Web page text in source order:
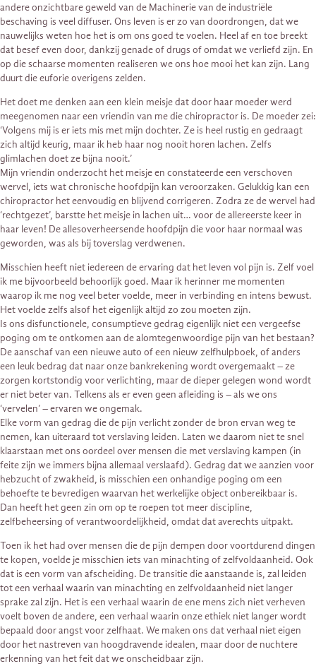
andere onzichtbare geweld van de Machinerie van de industriële
beschaving is veel diffuser. Ons leven is er zo van doordrongen, dat we
nauwelijks weten hoe het is om ons goed te voelen. Heel af en toe breekt
dat besef even door, dankzij genade of drugs of omdat we verliefd zijn. En
op die schaarse momenten realiseren we ons hoe mooi het kan zijn. Lang
duurt die euforie overigens zelden.
Het doet me denken aan een klein meisje dat door haar moeder werd
meegenomen naar een vriendin van me die chiropractor is. De moeder zei:
‘Volgens mij is er iets mis met mijn dochter. Ze is heel rustig en gedraagt
zich altijd keurig, maar ik heb haar nog nooit horen lachen. Zelfs
glimlachen doet ze bijna nooit.’
Mijn vriendin onderzocht het meisje en constateerde een verschoven
wervel, iets wat chronische hoofdpijn kan veroorzaken. Gelukkig kan een
chiropractor het eenvoudig en blijvend corrigeren. Zodra ze de wervel had
‘rechtgezet’, barstte het meisje in lachen uit… voor de allereerste keer in
haar leven! De allesoverheersende hoofdpijn die voor haar normaal was
geworden, was als bij toverslag verdwenen.
Misschien heeft niet iedereen de ervaring dat het leven vol pijn is. Zelf voel
ik me bijvoorbeeld behoorlijk goed. Maar ik herinner me momenten
waarop ik me nog veel beter voelde, meer in verbinding en intens bewust.
Het voelde zelfs alsof het eigenlijk altijd zo zou moeten zijn.
Is ons disfunctionele, consumptieve gedrag eigenlijk niet een vergeefse
poging om te ontkomen aan de alomtegenwoordige pijn van het bestaan?
De aanschaf van een nieuwe auto of een nieuw zelfhulpboek, of anders
een leuk bedrag dat naar onze bankrekening wordt overgemaakt – ze
zorgen kortstondig voor verlichting, maar de dieper gelegen wond wordt
er niet beter van. Telkens als er even geen afleiding is – als we ons
‘vervelen’ – ervaren we ongemak.
Elke vorm van gedrag die de pijn verlicht zonder de bron ervan weg te
nemen, kan uiteraard tot verslaving leiden. Laten we daarom niet te snel
klaarstaan met ons oordeel over mensen die met verslaving kampen (in
feite zijn we immers bijna allemaal verslaafd). Gedrag dat we aanzien voor
hebzucht of zwakheid, is misschien een onhandige poging om een
behoefte te bevredigen waarvan het werkelijke object onbereikbaar is.
Dan heeft het geen zin om op te roepen tot meer discipline,
zelfbeheersing of verantwoordelijkheid, omdat dat averechts uitpakt.
Toen ik het had over mensen die de pijn dempen door voortdurend dingen
te kopen, voelde je misschien iets van minachting of zelfvoldaanheid. Ook
dat is een vorm van afscheiding. De transitie die aanstaande is, zal leiden
tot een verhaal waarin van minachting en zelfvoldaanheid niet langer
sprake zal zijn. Het is een verhaal waarin de ene mens zich niet verheven
voelt boven de andere, een verhaal waarin onze ethiek niet langer wordt
bepaald door angst voor zelfhaat. We maken ons dat verhaal niet eigen
door het nastreven van hoogdravende idealen, maar door de nuchtere
erkenning van het feit dat we onscheidbaar zijn.